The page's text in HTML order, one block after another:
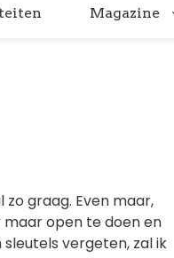
Magazine
graag. Even maar,
maar open te doen en
vergeten, zal ik